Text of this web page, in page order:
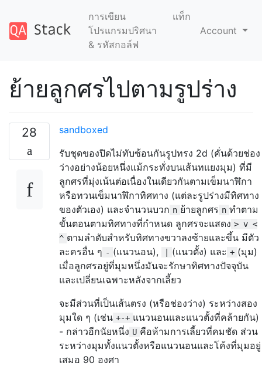
การเขียน
โปรแกรมปริศนา
& รหัสกอล์ฟ
แท็ก
Account
ย้ายลูกศรไปตามรูปร่าง
28
sandboxed
รับชุดของปิดไม่ทับซ้อนกันรูปทรง 2d (คั่นด้วยช่อง
ว่างอย่างน้อยหนึ่งแม้กระทั่งบนเส้นทแยงมุม) ที่มี
ลูกศรที่มุ่งเน้นต่อเนื่องในเดียวกันตามเข็มนาฬิกา
หรือทวนเข็มนาฬิกาทิศทาง (แต่ละรูปร่างมีทิศทาง
ของตัวเอง) และจำนวนบวก n ย้ายลูกศร n ทำตาม
ขั้นตอนตามทิศทางที่กำหนด ลูกศรจะแสดง > v <
^ ตามลำดับสำหรับทิศทางขวาลงซ้ายและขึ้น มีตัว
ละครอื่น ๆ - (แนวนอน), (แนวตั้ง) และ + (มุม)
เมื่อลูกศรอยู่ที่มุมหนึ่งมันจะรักษาทิศทางปัจจุบัน
และเปลี่ยนเฉพาะหลังจากเลี้ยว
จะมีส่วนที่เป็นเส้นตรง (หรือช่องว่าง) ระหว่างสอง
มุมใด ๆ (เช่น +-+ แนวนอนและแนวตั้งที่คล้ายกัน)
- กล่าวอีกนัยหนึ่ง U คือห้ามการเลี้ยวที่คมชัด ส่วน
ระหว่างมุมทั้งแนวตั้งหรือแนวนอนและโค้งที่มุมอยู่
เสมอ 90 องศา